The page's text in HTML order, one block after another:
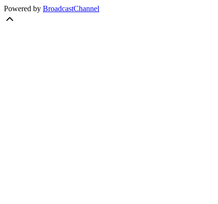
Powered by BroadcastChannel